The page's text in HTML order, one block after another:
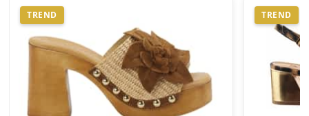
TREND TREND